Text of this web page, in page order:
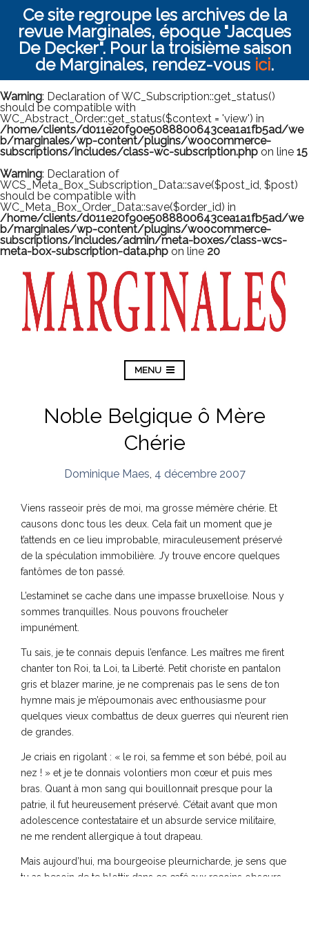
Ce site regroupe les archives de la
revue Marginales, époque "Jacques
De Decker". Pour la troisième saison
de Marginales, rendez-vous ici.
Warning: Declaration of WC_Subscription::get_status()
should be compatible with
WC_Abstract_Order::get_status($context = 'view') in
/home/clients/d011e20f90e5088800643cea1a1fb5ad/we
b/marginales/wp-content/plugins/woocommerce-
subscriptions/includes/class-wc-subscription.php on line 15
Warning: Declaration of
WCS_Meta_Box_Subscription_Data::save($post_id, $post)
should be compatible with
WC_Meta_Box_Order_Data::save($order_id) in
/home/clients/d011e20f90e5088800643cea1a1fb5ad/we
b/marginales/wp-content/plugins/woocommerce-
subscriptions/includes/admin/meta-boxes/class-wcs-
meta-box-subscription-data.php on line 20
MENU
Noble Belgique ô Mère
Chérie
Dominique Maes 4 décembre 2007
Viens rasseoir près de moi, ma grosse mémère chérie. Et
causons donc tous les deux. Cela fait un moment que je
t’attends en ce lieu improbable, miraculeusement préservé
de la spéculation immobilière. J’y trouve encore quelques
fantômes de ton passé.
L’estaminet se cache dans une impasse bruxelloise. Nous y
sommes tranquilles. Nous pouvons froucheler
impunément.
Tu sais, je te connais depuis l’enfance. Les maîtres me firent
chanter ton Roi, ta Loi, ta Liberté. Petit choriste en pantalon
gris et blazer marine, je ne comprenais pas le sens de ton
hymne mais je m’époumonais avec enthousiasme pour
quelques vieux combattus de deux guerres qui n’eurent rien
de grandes.
Je criais en rigolant : « le roi, sa femme et son bébé, poil au
nez ! » et je te donnais volontiers mon cœur et puis mes
bras. Quant à mon sang qui bouillonnait presque pour la
patrie, il fut heureusement préservé. C’était avant que mon
adolescence contestataire et un absurde service militaire,
ne me rendent allergique à tout drapeau.
Mais aujourd’hui, ma bourgeoise pleurnicharde, je sens que
tu as besoin de te blottir dans ce café aux recoins obscurs